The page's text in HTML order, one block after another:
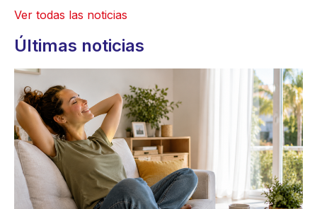
Ver todas las noticias
Últimas noticias